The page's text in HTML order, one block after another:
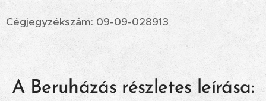
Cégjegyzékszám: 09-09-028913
A Beruházás részletes leírása: